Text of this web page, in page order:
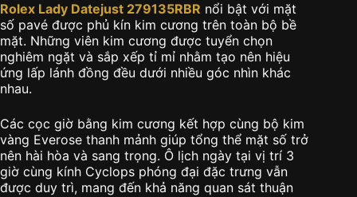
Rolex Lady Datejust 279135RBR nổi bật với mặt
số pavé được phủ kín kim cương trên toàn bộ bề
mặt. Những viên kim cương được tuyển chọn
nghiêm ngặt và sắp xếp tỉ mỉ nhằm tạo nên hiệu
ứng lấp lánh đồng đều dưới nhiều góc nhìn khác
nhau.
Các cọc giờ bằng kim cương kết hợp cùng bộ kim
vàng Everose thanh mảnh giúp tổng thể mặt số trở
nên hài hòa và sang trọng. Ô lịch ngày tại vị trí 3
giờ cùng kính Cyclops phóng đại đặc trưng vẫn
được duy trì, mang đến khả năng quan sát thuận